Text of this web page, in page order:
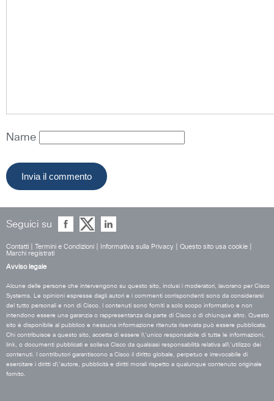
Name
Seguici su
Contatti Termini e Condizioni Informativa sulla Privacy Questo sito usa cookie
Marchi registrati
Avviso legale
Alcune delle persone che intervengono su questo sito, inclusi i moderatori, lavorano per Cisco
Systems. Le opinioni espresse dagli autori e i commenti corrispondenti sono da considerarsi
del tutto personali e non di Cisco. I contenuti sono forniti a solo scopo informativo e non
intendono essere una garanzia o rappresentanza da parte di Cisco o di chiunque altro. Questo
sito è disponibile al pubblico e nessuna informazione ritenuta riservata può essere pubblicata.
Chi contribuisce a questo sito, accetta di essere l\'unico responsabile di tutte le informazioni,
link, o documenti pubblicati e solleva Cisco da qualsiasi responsabilità relativa all\'utilizzo dei
contenuti. I contributori garantiscono a Cisco il diritto globale, perpetuo e irrevocabile di
esercitare i diritti d\'autore, pubblicità e diritti morali rispetto a qualunque contenuto originale
fornito.